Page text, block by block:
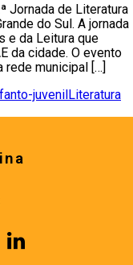
Jornada de Literatura
do Sul. A jornada
e da Leitura que
da cidade. O evento
rede municipal […]
juvenilLiteratura